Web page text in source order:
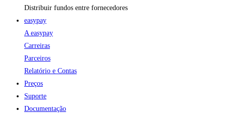
Distribuir fundos entre fornecedores
easypay
A easypay
Carreiras
Parceiros
Relatório e Contas
Preços
Suporte
Documentação